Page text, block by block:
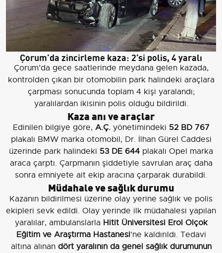
Çorum’da zincirleme kaza: 2’si polis, 4 yaralı
Çorum’da gece saatlerinde meydana gelen kazada,
kontrolden çıkan bir otomobilin park halindeki araçlara
çarpması sonucunda toplam 4 kişi yaralandı;
yaralılardan ikisinin polis olduğu bildirildi.
Kaza anı ve araçlar
Edinilen bilgiye göre, A.Ç.yönetimindeki 52 BD 767
plakalı BMW marka otomobil, Dr. İlhan Gürel Caddesi
üzerinde park halindeki 53 DE 644 plakalı Opel marka
araca çarptı. Çarpmanın şiddetiyle savrulan araç daha
sonra emniyete ait ekip aracına çarparak durabildi.
Müdahale ve sağlık durumu
Kazanın bildirilmesi üzerine olay yerine sağlık ve polis
ekipleri sevk edildi. Olay yerinde ilk müdahalesi yapılan
yaralılar, ambulanslarla Hitit Üniversitesi Erol Olçok
Eğitim ve Araştırma Hastanesi'ne kaldırıldı. Tedavi
altına alınan dört yaralının da genel sağlık durumunun